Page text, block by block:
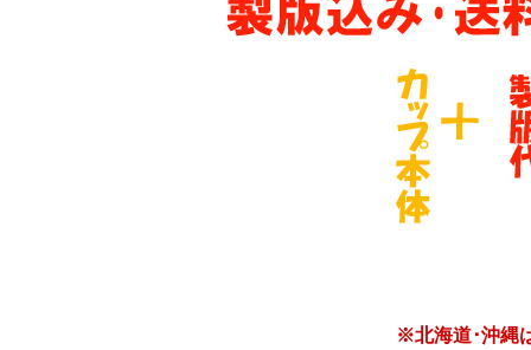
※北海道･沖縄